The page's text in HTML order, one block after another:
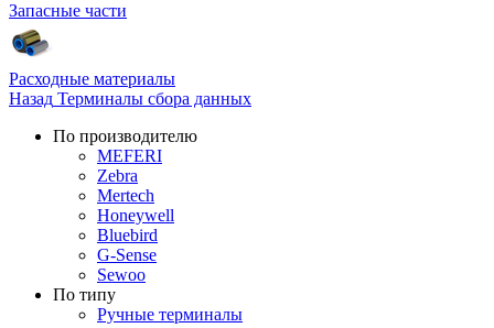
Запасные части
Расходные материалы
Назад Терминалы сбора данных
По производителю
MEFERI
Zebra
Mertech
Honeywell
Bluebird
G-Sense
Sewoo
По типу
Ручные терминалы